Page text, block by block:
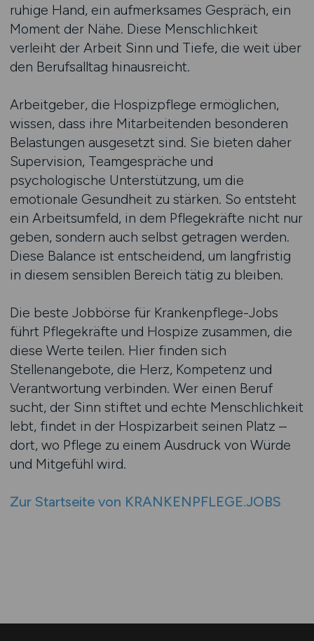
ruhige Hand, ein aufmerksames Gespräch, ein
Moment der Nähe. Diese Menschlichkeit
verleiht der Arbeit Sinn und Tiefe, die weit über
den Berufsalltag hinausreicht.
Arbeitgeber, die Hospizpflege ermöglichen,
wissen, dass ihre Mitarbeitenden besonderen
Belastungen ausgesetzt sind. Sie bieten daher
Supervision, Teamgespräche und
psychologische Unterstützung, um die
emotionale Gesundheit zu stärken. So entsteht
ein Arbeitsumfeld, in dem Pflegekräfte nicht nur
geben, sondern auch selbst getragen werden.
Diese Balance ist entscheidend, um langfristig
in diesem sensiblen Bereich tätig zu bleiben.
Die beste Jobbörse für Krankenpflege-Jobs
führt Pflegekräfte und Hospize zusammen, die
diese Werte teilen. Hier finden sich
Stellenangebote, die Herz, Kompetenz und
Verantwortung verbinden. Wer einen Beruf
sucht, der Sinn stiftet und echte Menschlichkeit
lebt, findet in der Hospizarbeit seinen Platz –
dort, wo Pflege zu einem Ausdruck von Würde
und Mitgefühl wird.
Zur Startseite von KRANKENPFLEGE.JOBS